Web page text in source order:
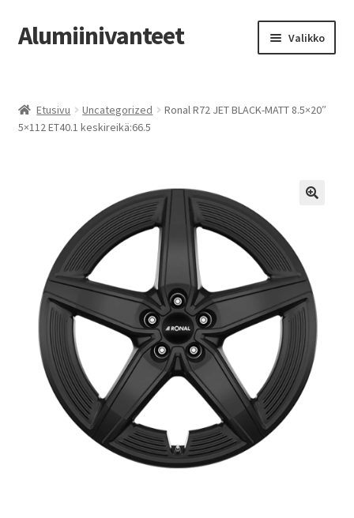
Siirry
navigointiin
Siirry
sisältöön
Alumiinivanteet Valikko
Kauppa
Vanteiden osto-opas
Auton renkaat
Yhteystiedot
Etusivu Uncategorized
Ronal R72 JET BLACK-MATT 8.5×20″
5×112 ET40.1 keskireikä:66.5